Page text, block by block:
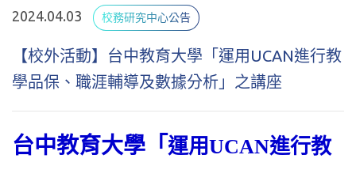
2024.04.03 校務研究中心公告
【校外活動】台中教育大學「運用UCAN進行教
學品保、職涯輔導及數據分析」之講座
台中教育大學 「 運用UCAN進行教